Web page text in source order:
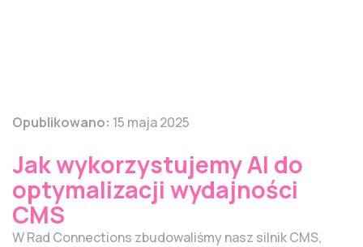
Opublikowano: 15 maja 2025
Jak wykorzystujemy AI do
optymalizacji wydajności
CMS
W Rad Connections zbudowaliśmy nasz silnik CMS,